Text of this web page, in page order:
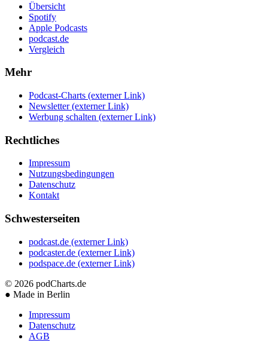
Übersicht
Spotify
Apple Podcasts
podcast.de
Vergleich
Mehr
Podcast-Charts (externer Link)
Newsletter (externer Link)
Werbung schalten (externer Link)
Rechtliches
Impressum
Nutzungsbedingungen
Datenschutz
Kontakt
Schwesterseiten
podcast.de (externer Link)
podcaster.de (externer Link)
podspace.de (externer Link)
© 2026 podCharts.de
● Made in Berlin
Impressum
Datenschutz
AGB